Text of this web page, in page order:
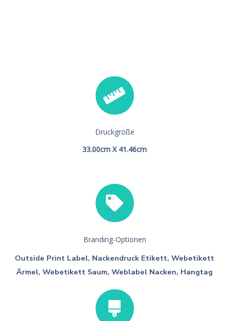
Druckgröße
33.00cm X 41.46cm
Branding-Optionen
Outside Print Label, Nackendruck Etikett, Webetikett
Ärmel, Webetikett Saum, Weblabel Nacken, Hangtag